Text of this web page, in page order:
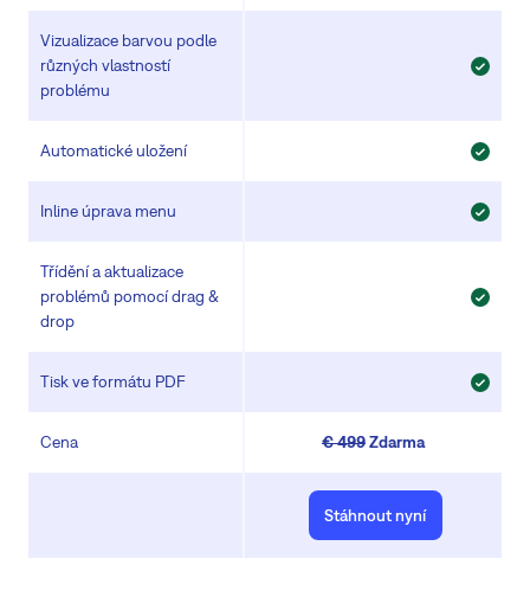
Vizualizace barvou podle
různých vlastností
problému
Automatické uložení
Inline úprava menu
Třídění a aktualizace
problémů pomocí drag &
drop
Tisk ve formátu PDF
Cena € 499Zdarma
Stáhnout nyní